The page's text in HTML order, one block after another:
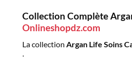
Collection Complète
Onlineshopdz.com
La collection Argan Life Soins